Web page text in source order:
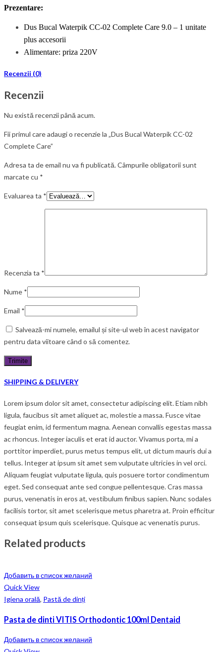
Prezentare:
Dus Bucal Waterpik CC-02 Complete Care 9.0 – 1 unitate
plus accesorii
Alimentare: priza 220V
Recenzii (0)
Recenzii
Nu există recenzii până acum.
Fii primul care adaugi o recenzie la „Dus Bucal Waterpik CC-02
Complete Care”
Adresa ta de email nu va fi publicată.Câmpurile obligatorii sunt
marcate cu *
Evaluarea ta *
Recenzia ta *
Nume *
Email *
Salvează-mi numele, emailul și site-ul web în acest navigator
pentru data viitoare când o să comentez.
SHIPPING & DELIVERY
Lorem ipsum dolor sit amet, consectetur adipiscing elit. Etiam nibh
ligula, faucibus sit amet aliquet ac, molestie a massa. Fusce vitae
feugiat enim, id fermentum magna. Aenean convallis egestas massa
ac rhoncus. Integer iaculis et erat id auctor. Vivamus porta, mi a
porttitor imperdiet, purus metus tempus elit, ut dictum mauris dui a
tellus. Integer at ipsum sit amet sem vulputate ultricies in vel orci.
Aliquam feugiat vulputate ligula, quis posuere tortor condimentum
eget. Sed consequat ante sed congue pellentesque. Cras massa
purus, venenatis in eros at, vestibulum finibus sapien. Nunc sodales
facilisis tortor, sit amet scelerisque metus pharetra at. Proin efficitur
consequat ipsum quis scelerisque. Quisque ac venenatis purus.
Related products
Добавить в список желаний
Quick View
Igiena orală, Pastă de dinți
Pasta de dinti VITIS Orthodontic 100ml Dentaid
Добавить в список желаний